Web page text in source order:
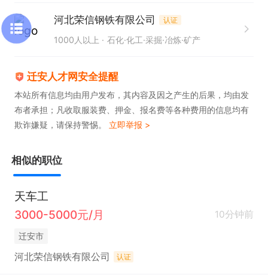
河北荣信钢铁有限公司 认证
1000人以上 石化·化工·采掘·冶炼·矿产
迁安人才网安全提醒
本站所有信息均由用户发布，其内容及因之产生的后果，均由发
布者承担；凡收取服装费、押金、报名费等各种费用的信息均有
欺诈嫌疑，请保持警惕。 立即举报 >
相似的职位
天车工
3000-5000元/月
10分钟前
迁安市
河北荣信钢铁有限公司 认证